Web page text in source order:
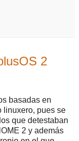
2
basadas en
linuxero, pues se
que detestaban
2 y además